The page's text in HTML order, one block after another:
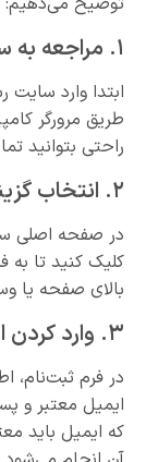
۱. مراجعه به سایت MyPoints
ابتدا وارد سایت
طریق مرورگر
راحتی بتوانید
۲. انتخاب گزینه ثبت‌نام (Sign Up)
کلیک کنید تا به
بالای صفحه یا
۳. وارد کردن اطلاعات شخصی
در فرم ثبت‌نام،
ایمیل معتبر و
که ایمیل باید